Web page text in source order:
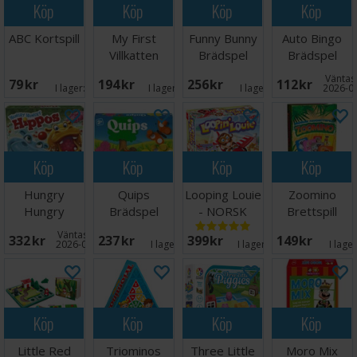
Antal spelare: 3-8
Ålder: 4+
Speltid: 15 minuter
Köp
ABC Kortspill
79 SEK I lager:
Köp
My First
Villkatten
194 SEK I lager: 11
Köp
Funny Bunny
Brädspel
256 SEK I lager:
Köp
Auto Bingo
Brädspel
112 SEK 2026-
Köp
Hungry
Hungry
Hippos
Brädspel
332 SEK Väntas in:
2026-08-26
Köp
Quips
Brädspel
237 SEK I lager: 5
Köp
Looping Louie
- NORSK
399 SEK I lager: 14
Köp
Zoomino
Brettspill
149 SEK I
Köp
Little Red
Köp
Triominos
Köp
Three Little
Köp
Moro Mix